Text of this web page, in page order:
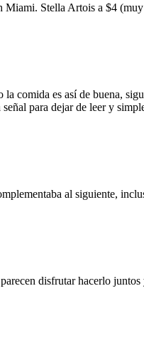
Stella Artois a $4
comida es así de buena,
para dejar de leer y
al siguiente,
disfrutar hacerlo